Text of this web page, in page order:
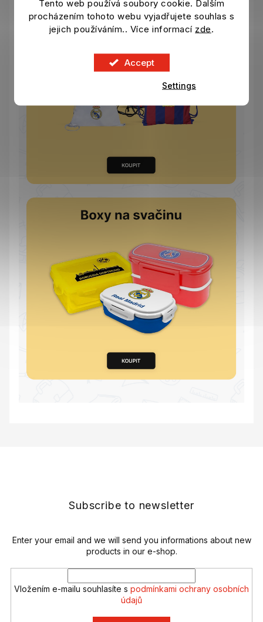
Tento web používá soubory cookie. Dalším
procházením tohoto webu vyjadřujete souhlas s
jejich používáním.. Více informací zde.
Accept
Settings
Subscribe to newsletter
Enter your email and we will send you informations about new
products in our e-shop.
Vložením e-mailu souhlasíte s podmínkami ochrany osobních
údajů